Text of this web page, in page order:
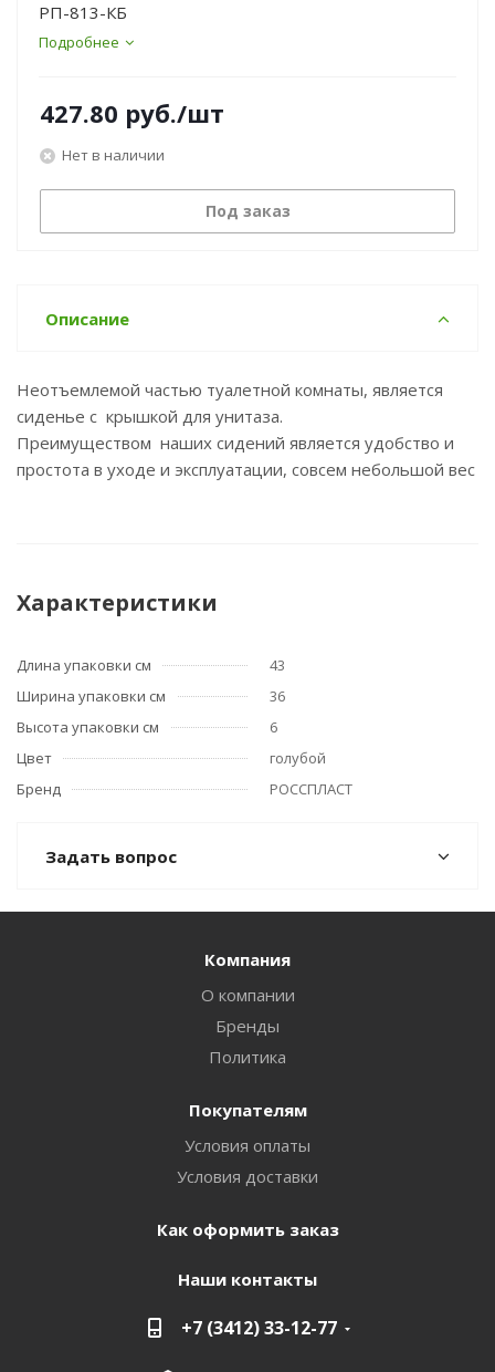
РП-813-КБ
Подробнее
427.80 руб./шт
Нет в наличии
Под заказ
Описание
Неотъемлемой частью туалетной комнаты, является
сиденье с крышкой для унитаза.
Преимуществом наших сидений является удобство и
простота в уходе и эксплуатации, совсем небольшой вес
Характеристики
Длина упаковки см
43
Ширина упаковки см
36
Высота упаковки см
6
Цвет
голубой
Бренд
РОССПЛАСТ
Задать вопрос
Компания
О компании
Бренды
Политика
Покупателям
Условия оплаты
Условия доставки
Как оформить заказ
Наши контакты
+7 (3412) 33-12-77